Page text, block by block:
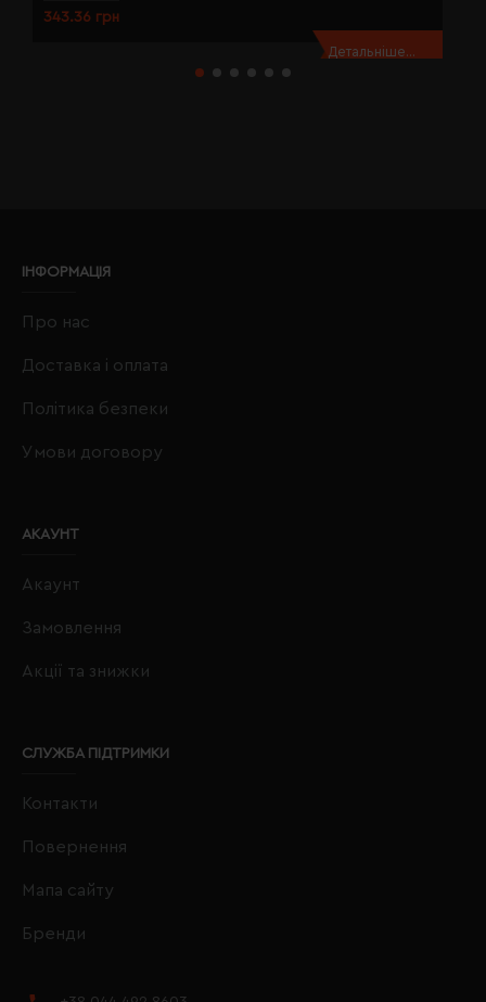
343.36 грн
Детальніше...
ІНФОРМАЦІЯ
Про нас
Доставка і оплата
Політика безпеки
Умови договору
АКАУНТ
Акаунт
Замовлення
Акції та знижки
СЛУЖБА ПІДТРИМКИ
Контакти
Повернення
Мапа сайту
Бренди